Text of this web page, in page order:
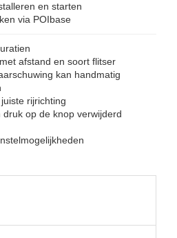
en starten
via POIbase
afstand en soort flitser
kan handmatig
rijrichting
op de knop verwijderd